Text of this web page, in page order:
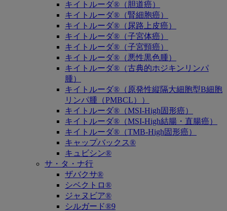
キイトルーダ®（胆道癌）
キイトルーダ®（腎細胞癌）
キイトルーダ®（尿路上皮癌）
キイトルーダ®（子宮体癌）
キイトルーダ®（子宮頸癌）
キイトルーダ®（悪性黒色腫）
キイトルーダ®（古典的ホジキンリンパ
腫）
キイトルーダ®（原発性縦隔大細胞型B細胞
リンパ腫（PMBCL））
キイトルーダ®（MSI-High固形癌）
キイトルーダ®（MSI-High結腸・直腸癌）
キイトルーダ®（TMB-High固形癌）
キャップバックス®
キュビシン®
サ・タ・ナ行
ザバクサ®
シベクトロ®
ジャヌビア®
シルガード®9